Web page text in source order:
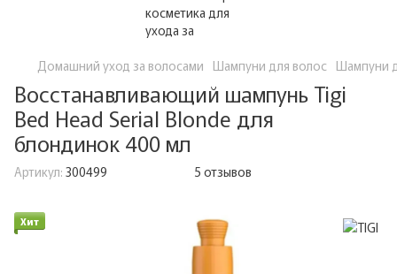
Домашний уход за волосами Шампуни для волос Шампуни
Восстанавливающий шампунь Tigi
Bed Head Serial Blonde для
блондинок 400 мл
Артикул: 300499 5 отзывов
Хит